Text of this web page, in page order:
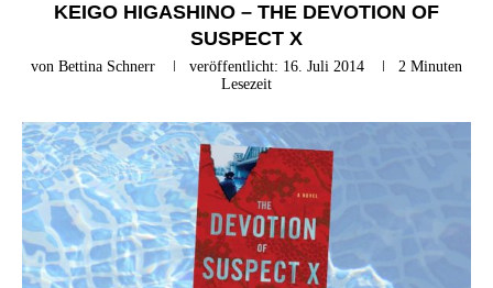
KEIGO HIGASHINO – THE DEVOTION OF
SUSPECT X
von Bettina Schnerr veröffentlicht: 16. Juli 2014
2 Minuten
Lesezeit